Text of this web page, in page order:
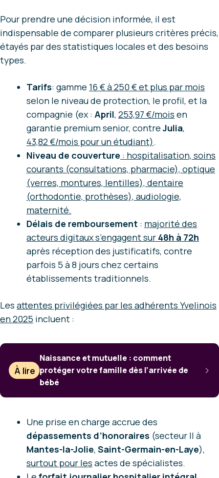
Pour prendre une décision informée, il est
indispensable de comparer plusieurs critères précis,
étayés par des statistiques locales et des besoins
types.
Tarifs: gamme 16 € à 250 € et plus par mois
selon le niveau de protection, le profil, et la
compagnie (ex : April, 253,97 €/mois en
garantie premium senior, contreJulia,
43,82 €/mois pour un étudiant).
Niveau de couverture : hospitalisation, soins
courants (consultations, pharmacie), optique
(verres, montures, lentilles), dentaire
(orthodontie, prothèses), audiologie,
maternité.
Délais de remboursement : majorité des
acteurs digitaux s’engagent sur 48h à 72h
après réception des justificatifs, contre
parfois 5 à 8 jours chez certains
établissements traditionnels.
Les attentes privilégiées par les adhérents Yvelinois
en 2025 incluent :
À lire
Naissance et mutuelle : comment
protéger votre famille dès l’arrivée de
bébé
Une prise en charge accrue des
dépassements d’honoraires (secteur II à
Mantes-la-Jolie, Saint-Germain-en-Laye),
surtout pour les actes de spécialistes.